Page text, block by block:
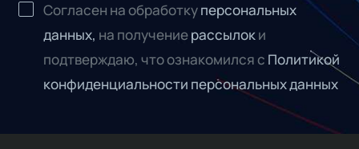
Согласен на обработкуперсональных
данных, на получениерассылоки
подтверждаю, что ознакомился с Политикой
конфиденциальности персональных данных